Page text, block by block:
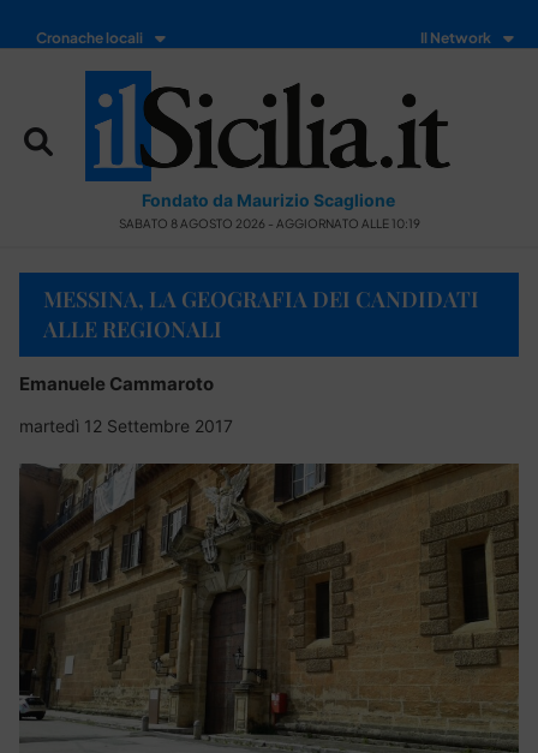
Cronache locali Il Network
Fondato da Maurizio Scaglione
SABATO 8 AGOSTO 2026 - AGGIORNATO ALLE 10:19
MESSINA, LA GEOGRAFIA DEI CANDIDATI
ALLE REGIONALI
Emanuele Cammaroto
martedì 12 Settembre 2017